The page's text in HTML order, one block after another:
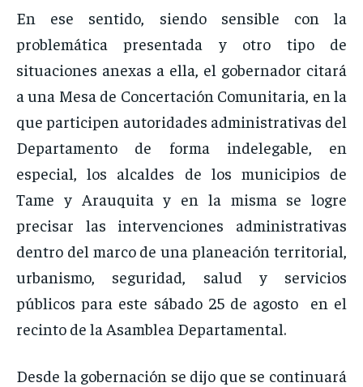
En ese sentido, siendo sensible con la
problemática presentada y otro tipo de
situaciones anexas a ella, el gobernador citará
a una Mesa de Concertación Comunitaria, en la
que participen autoridades administrativas del
Departamento de forma indelegable, en
especial, los alcaldes de los municipios de
Tame y Arauquita y en la misma se logre
precisar las intervenciones administrativas
dentro del marco de una planeación territorial,
urbanismo, seguridad, salud y servicios
públicos para este sábado 25 de agosto en el
recinto de la Asamblea Departamental.
Desde la gobernación se dijo que se continuará